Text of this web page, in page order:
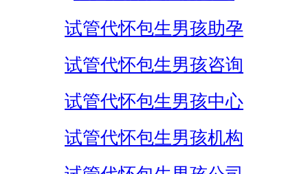
试管代怀包生男孩助孕
试管代怀包生男孩咨询
试管代怀包生男孩中心
试管代怀包生男孩机构